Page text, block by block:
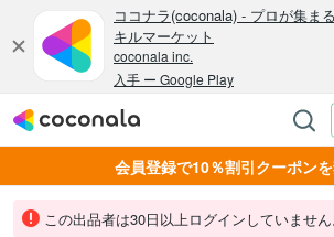
会員登録で10％割引クーポンを
この出品者は30日以上ログインしていません